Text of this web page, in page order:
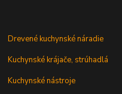
Drevené kuchynské náradie
Kuchynské krájače, strúhadlá
Kuchynské nástroje